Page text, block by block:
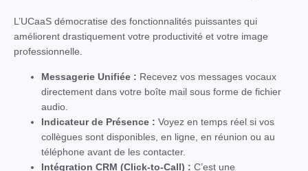
L’UCaaS démocratise des fonctionnalités puissantes qui
améliorent drastiquement votre productivité et votre image
professionnelle.
Messagerie Unifiée : Recevez vos messages vocaux
directement dans votre boîte mail sous forme de fichier
audio.
Indicateur de Présence : Voyez en temps réel si vos
collègues sont disponibles, en ligne, en réunion ou au
téléphone avant de les contacter.
Intégration CRM (Click-to-Call) : C’est une